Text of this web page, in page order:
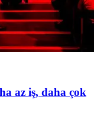
az iş, daha çok